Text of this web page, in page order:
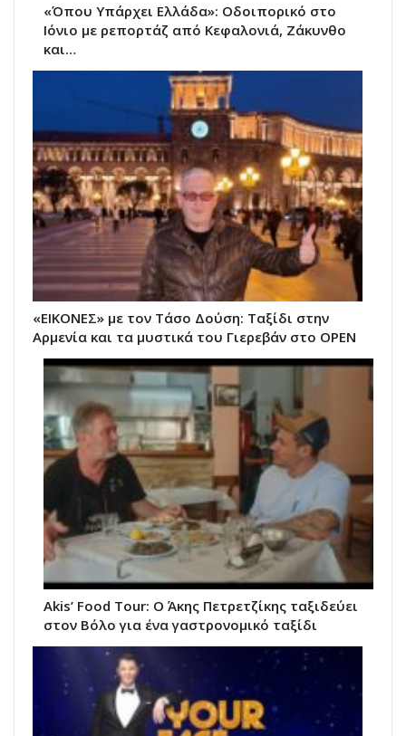
«Όπου Υπάρχει Ελλάδα»: Οδοιπορικό στο
Ιόνιο με ρεπορτάζ από Κεφαλονιά, Ζάκυνθο
και…
«ΕΙΚΟΝΕΣ» με τον Τάσο Δούση: Ταξίδι στην
Αρμενία και τα μυστικά του Γιερεβάν στο OPEN
Akis’ Food Tour: Ο Άκης Πετρετζίκης ταξιδεύει
στον Βόλο για ένα γαστρονομικό ταξίδι